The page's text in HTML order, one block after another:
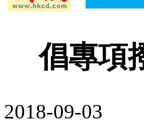
倡專項
2018-09-03